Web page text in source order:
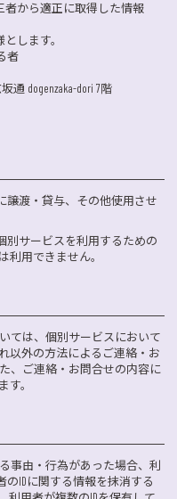
から適正に取得した情報
します。
者
通 dogenzaka-dori 7階
譲渡・貸与、その他使用させ
別サービスを利用するための
利用できません。
ては、個別サービスにおいて
以外の方法によるご連絡・お
、ご連絡・お問合せの内容に
す。
事由・行為があった場合、利
のIDに関する情報を抹消する